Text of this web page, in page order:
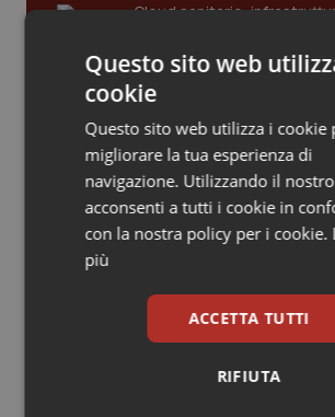
Provincia Autonoma di Trento
Puglia
Sardegna
Sicilia
Ipertensione & Scompenso
Malattie rare
Malattia di Crohn &
Neuroscienze & patologie
Cloud sanitario:
Gestione dell'Ipertensione
dalle Linee Guida alle
Leadership Infermieristica
modelli di responsabilità e
Leadership Medica 2026:
clinici ad alte prestazioni
Questo sito web
cookie
Questo sito web utilizza i cookie
migliorare la tua esperienza di
navigazione. Utilizzando il
acconsenti a tutti i cookie in
con la nostra policy per i cookie.
più
ACCETTA TUTTI
RIFIUTA